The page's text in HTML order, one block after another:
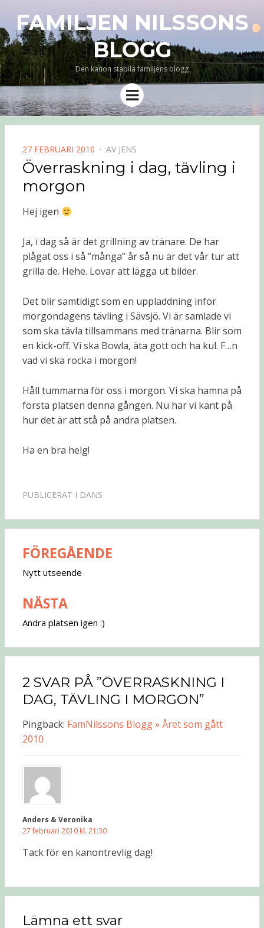
FAMILJEN NILSSONS
BLOGG
Den kanon stabila familjens blogg
Meny
PUBLICERAD
DEN
27 FEBRUARI 2010 AV JENS
Överraskning i dag, tävling i
morgon
Hej igen
Ja, i dag så är det grillning av tränare. De har
plågat oss i så ”många” år så nu är det vår tur att
grilla de. Hehe. Lovar att lägga ut bilder.
Det blir samtidigt som en uppladdning inför
morgondagens tävling i Sävsjö. Vi är samlade vi
som ska tävla tillsammans med tränarna. Blir som
en kick-off. Vi ska Bowla, äta gott och ha kul. F…n
vad vi ska rocka i morgon!
Håll tummarna för oss i morgon. Vi ska hamna på
första platsen denna gången. Nu har vi känt på
hur det är att stå på andra platsen.
Ha en bra helg!
PUBLICERAT I DANS
Inläggsnavigering
FÖREGÅENDE
Nytt utseende
NÄSTA
Andra platsen igen :)
2 SVAR PÅ ”ÖVERRASKNING I
DAG, TÄVLING I MORGON”
Pingback: FamNilssons Blogg » Året som gått
2010
Anders & Veronika
27 februari 2010 kl. 21:30
Tack för en kanontrevlig dag!
Lämna ett svar